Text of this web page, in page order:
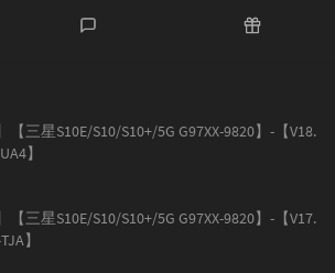
论
章
【三星S10E/S10/S10+/5G G97XX-9820】-【V18.
】
【三星S10E/S10/S10+/5G G97XX-9820】-【V17.
】